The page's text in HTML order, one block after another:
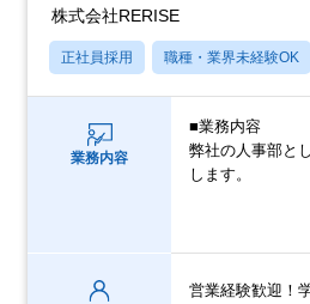
株式会社RERISE
正社員採用 職種・業界未経験OK
業務内容
■業務内容
弊社の人事部と
します。
営業経験歓迎！